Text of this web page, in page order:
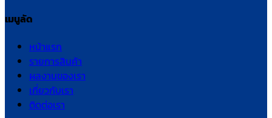
เมนูลัด
หน้าแรก
รายการสินค้า
ผลงานของเรา
เกี่ยวกับเรา
ติดต่อเรา